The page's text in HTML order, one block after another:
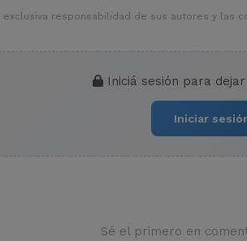
responsabilidad de sus autores y las
Iniciá sesión para
Iniciar
Sé el primero en